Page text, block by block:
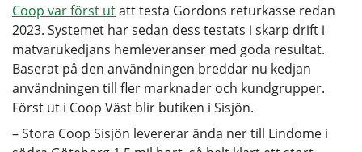
Coop var först utatt testa Gordons returkasse redan
2023. Systemet har sedan dess testats i skarp drift i
matvarukedjans hemleveranser med goda resultat.
Baserat på den användningen breddar nu kedjan
användningen till fler marknader och kundgrupper.
Först ut i Coop Väst blir butiken i Sisjön.
– Stora Coop Sisjön levererar ända ner till Lindome i